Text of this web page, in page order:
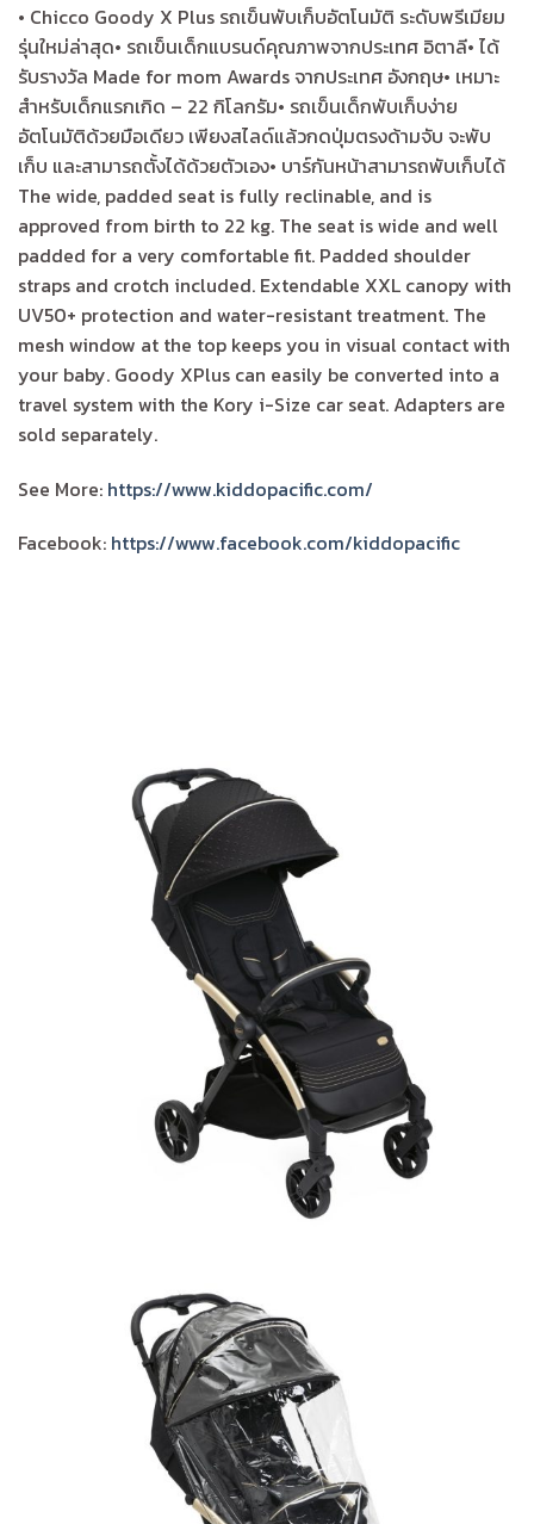
• Chicco Goody X Plus รถเข็นพับเก็บอัตโนมัติ ระดับพรีเมียม
รุ่นใหม่ล่าสุด• รถเข็นเด็กแบรนด์คุณภาพจากประเทศ อิตาลี• ได้
รับรางวัล Made for mom Awards จากประเทศ อังกฤษ• เหมาะ
สำหรับเด็กแรกเกิด – 22 กิโลกรัม• รถเข็นเด็กพับเก็บง่าย
อัตโนมัติด้วยมือเดียว เพียงสไลด์แล้วกดปุ่มตรงด้ามจับ จะพับ
เก็บ และสามารถตั้งได้ด้วยตัวเอง• บาร์กันหน้าสามารถพับเก็บได้
The wide, padded seat is fully reclinable, and is
approved from birth to 22 kg. The seat is wide and well
padded for a very comfortable fit. Padded shoulder
straps and crotch included. Extendable XXL canopy with
UV50+ protection and water-resistant treatment. The
mesh window at the top keeps you in visual contact with
your baby. Goody XPlus can easily be converted into a
travel system with the Kory i-Size car seat. Adapters are
sold separately.
See More: https://www.kiddopacific.com/
Facebook: https://www.facebook.com/kiddopacific